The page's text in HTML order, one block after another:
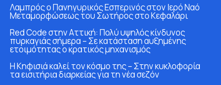
Λαμπρός ο Πανηγυρικός Εσπερινός στον Ιερό Ναό
Μεταμορφώσεως του Σωτήρος στο Κεφαλάρι
Red Code στην Αττική: Πολύ υψηλός κίνδυνος
πυρκαγιάς σήμερα – Σε κατάσταση αυξημένης
ετοιμότητας ο κρατικός μηχανισμός
Η Κηφισιά καλεί τον κόσμο της – Στην κυκλοφορία
τα εισιτήρια διαρκείας για τη νέα σεζόν